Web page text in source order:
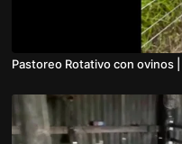
Pastoreo Rotativo con ovinos